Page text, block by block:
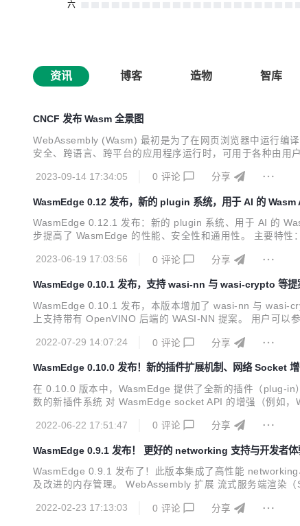
资讯 博客 造物 智库
CNCF 发布 Wasm 全景图
WebAssembly (Wasm) 最初是为了在网页浏览器中运行编
安全、跨语言、跨平台的应用程序运行时，可用于各种由用
2023-09-14 17:34:05 0 评论 分享
WasmEdge 0.12 发布，新的 plugin 系统，用于 AI 的 Wasm
WasmEdge 0.12.1 发布：新的 plugin 系统、用于 AI 的
步提高了 WasmEdge 的性能、安全性和通用性。 主要特
2023-06-19 17:03:56
0 评论 分享
WasmEdge 0.10.1 发布，支持 wasi-nn 与 wasi-crypto 等提
WasmEdge 0.10.1 发布，本版本增加了 wasi-nn 与 wasi-
上支持带有 OpenVINO 后端的 WASI-NN 提案。 用户可以
2022-07-29 14:07:24
0 评论 分享
WasmEdge 0.10.0 发布！新的插件扩展机制、网络 Socket
在 0.10.0 版本中，WasmEdge 提供了全新的插件（plug-
数的新插件系统 对 WasmEdge socket API 的增强（例如
2022-06-22 17:51:47
0 评论 分享
WasmEdge 0.9.1 发布！ 更好的 networking 支持与开发者体
WasmEdge 0.9.1 发布了！此版本集成了高性能
及改进的内存管理。 WebAssembly 扩展 流式服务端渲染
2022-02-23 17:13:03
0 评论 分享